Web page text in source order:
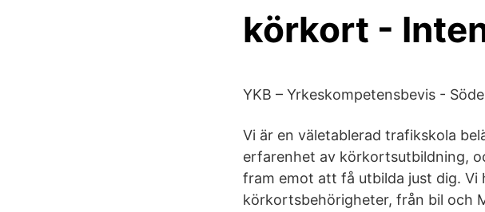
körkort -
YKB – Yrkeskompetensbevis -
Vi är en väletablerad trafikskola
erfarenhet av körkortsutbildning,
fram emot att få utbilda just dig. Vi
körkortsbehörigheter, från bil och